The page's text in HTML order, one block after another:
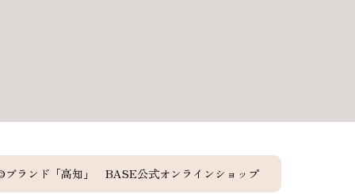
ランド「高知」 BASE公式オンラインショップ